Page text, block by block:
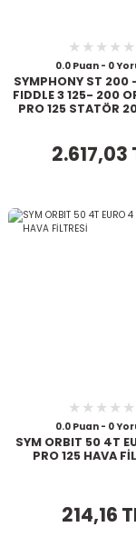
0.0 Puan - 0
SYMPHONY ST 200
FIDDLE 3 125- 200
PRO 125 STATÖR
2.617,03
0.0 Puan - 0
SYM ORBIT 50 4T
PRO 125 HAVA
214,16